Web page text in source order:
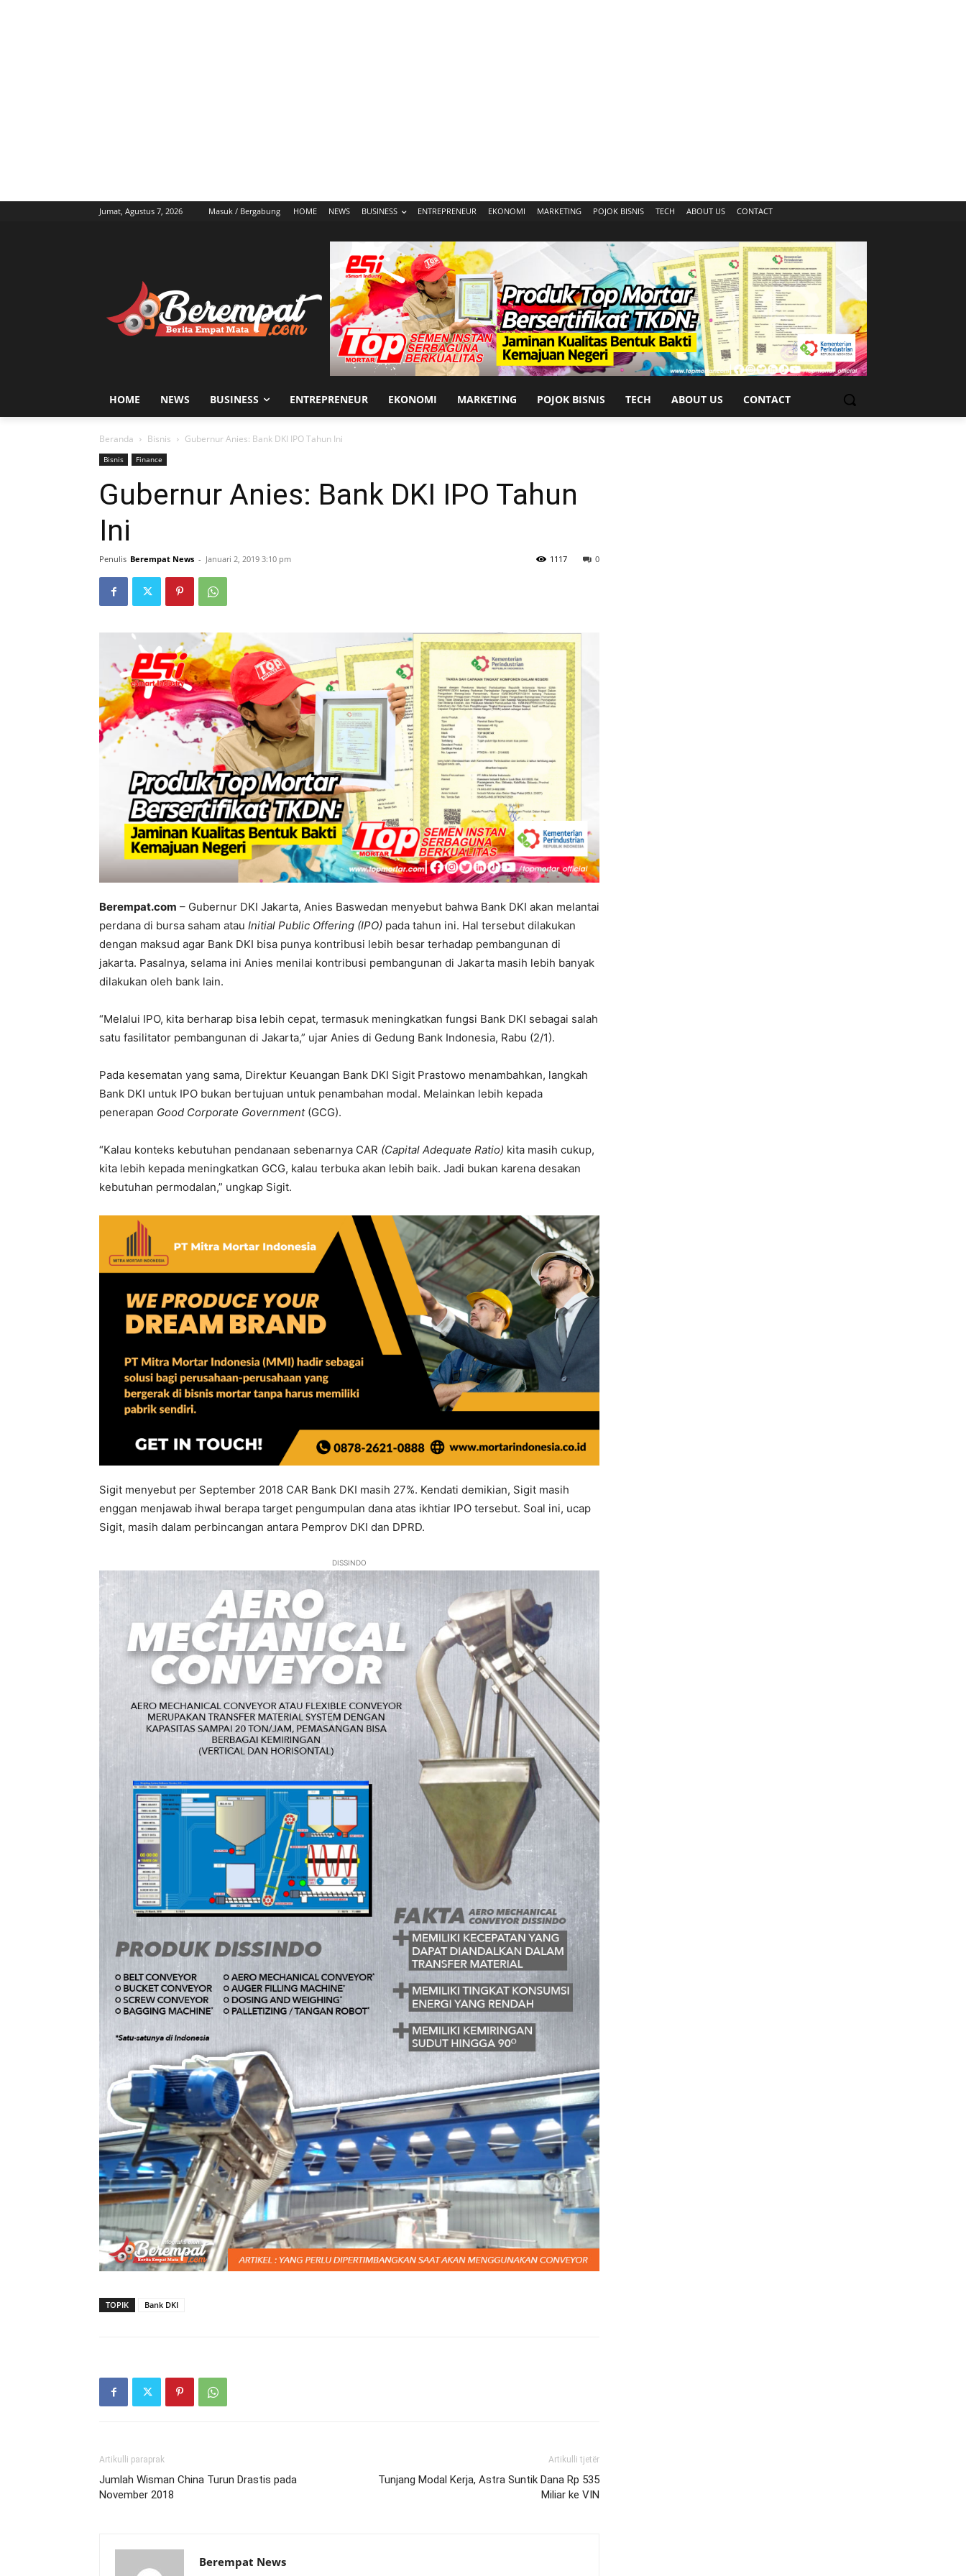
Jumat, Agustus 7, 2026 Masuk / Bergabung HOME NEWS BUSINESS ENTREPRENEUR EKONOMI MARKETING POJOK BISNIS TECH ABOUT US CONTACT
HOME NEWS BUSINESS ENTREPRENEUR EKONOMI MARKETING POJOK BISNIS TECH ABOUT US CONTACT
Beranda Bisnis Gubernur Anies: Bank DKI IPO Tahun Ini
Bisnis Finance
Gubernur Anies: Bank DKI IPO Tahun
Ini
Penulis Berempat News - Januari 2, 2019 3:10 pm 0
1117
Berempat.com – Gubernur DKI Jakarta, Anies Baswedan menyebut bahwa Bank DKI akan melantai
perdana di bursa saham atau Initial Public Offering (IPO) pada tahun ini. Hal tersebut dilakukan
dengan maksud agar Bank DKI bisa punya kontribusi lebih besar terhadap pembangunan di
jakarta. Pasalnya, selama ini Anies menilai kontribusi pembangunan di Jakarta masih lebih banyak
dilakukan oleh bank lain.
“Melalui IPO, kita berharap bisa lebih cepat, termasuk meningkatkan fungsi Bank DKI sebagai salah
satu fasilitator pembangunan di Jakarta,” ujar Anies di Gedung Bank Indonesia, Rabu (2/1).
Pada kesematan yang sama, Direktur Keuangan Bank DKI Sigit Prastowo menambahkan, langkah
Bank DKI untuk IPO bukan bertujuan untuk penambahan modal. Melainkan lebih kepada
penerapan Good Corporate Government(GCG).
“Kalau konteks kebutuhan pendanaan sebenarnya CAR (Capital Adequate Ratio) kita masih cukup,
kita lebih kepada meningkatkan GCG, kalau terbuka akan lebih baik. Jadi bukan karena desakan
kebutuhan permodalan,” ungkap Sigit.
Sigit menyebut per September 2018 CAR Bank DKI masih 27%. Kendati demikian, Sigit masih
enggan menjawab ihwal berapa target pengumpulan dana atas ikhtiar IPO tersebut. Soal ini, ucap
Sigit, masih dalam perbincangan antara Pemprov DKI dan DPRD.
DISSINDO
TOPIK Bank DKI
Artikulli paraprak
Jumlah Wisman China Turun Drastis pada
November 2018
Artikulli tjetër
Tunjang Modal Kerja, Astra Suntik Dana Rp 535
Miliar ke VIN
Berempat News